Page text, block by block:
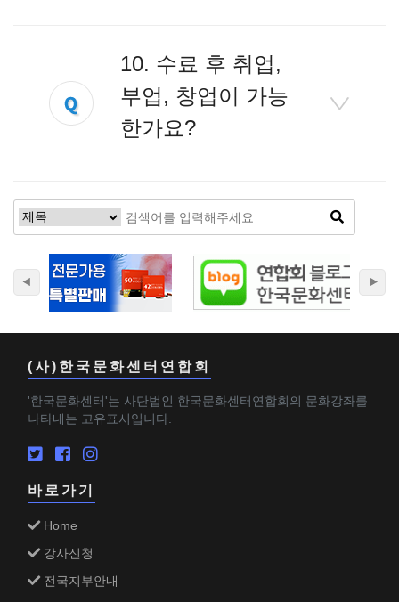
10. 수료 후 취업,
부업, 창업이 가능
한가요?
(사)한국문화센터연합회
'한국문화센터'는 사단법인 한국문화센터연합회의 문화강좌를
나타내는 고유표시입니다.
바로가기
Home
강사신청
전국지부안내